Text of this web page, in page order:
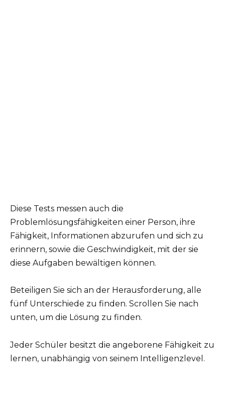
Diese Tests messen auch die
Problemlösungsfähigkeiten einer Person, ihre
Fähigkeit, Informationen abzurufen und sich zu
erinnern, sowie die Geschwindigkeit, mit der sie
diese Aufgaben bewältigen können.
Beteiligen Sie sich an der Herausforderung, alle
fünf Unterschiede zu finden. Scrollen Sie nach
unten, um die Lösung zu finden.
Jeder Schüler besitzt die angeborene Fähigkeit zu
lernen, unabhängig von seinem Intelligenzlevel.